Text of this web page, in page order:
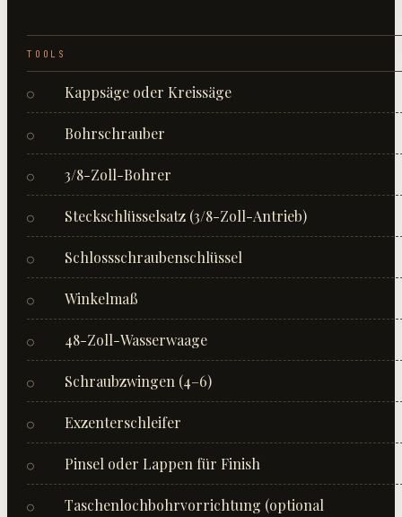
TOOLS
○ Kappsäge oder Kreissäge
○ Bohrschrauber
○ 3/8-Zoll-Bohrer
○ Steckschlüsselsatz (3/8-Zoll-Antrieb)
○ Schlossschraubenschlüssel
○ Winkelmaß
○ 48-Zoll-Wasserwaage
○ Schraubzwingen (4–6)
○ Exzenterschleifer
○ Pinsel oder Lappen für Finish
○ Taschenlochbohrvorrichtung (optional